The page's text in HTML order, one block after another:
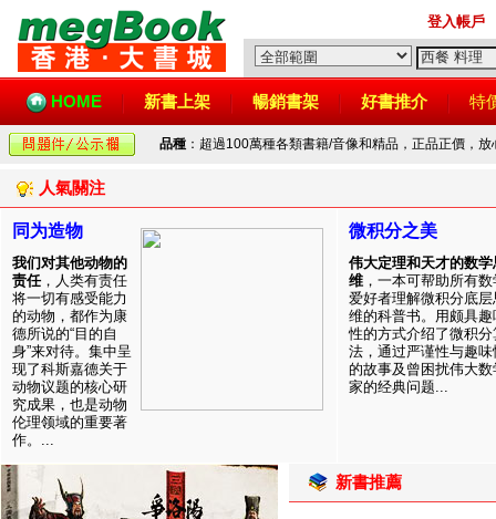
登入帳戶
HOME 新書上架 暢銷書架 好書推介 特
品種 ：超過100萬種各類書籍/音像和精品，正品正價，
人氣關注
同为造物
我们对其他动物的
责任，人类有责任
将一切有感受能力
的动物，都作为康
德所说的“目的自
身”来对待。集中呈
现了科斯嘉德关于
动物议题的核心研
究成果，也是动物
伦理领域的重要著
作。...
微积分之美
伟大定理和天才的数学
维 ，一本可帮助所有数
爱好者理解微积分底层
维的科普书。用颇具趣
性的方式介绍了微积分
法，通过严谨性与趣味
的故事及曾困扰伟大数
家的经典问题...
新書推薦